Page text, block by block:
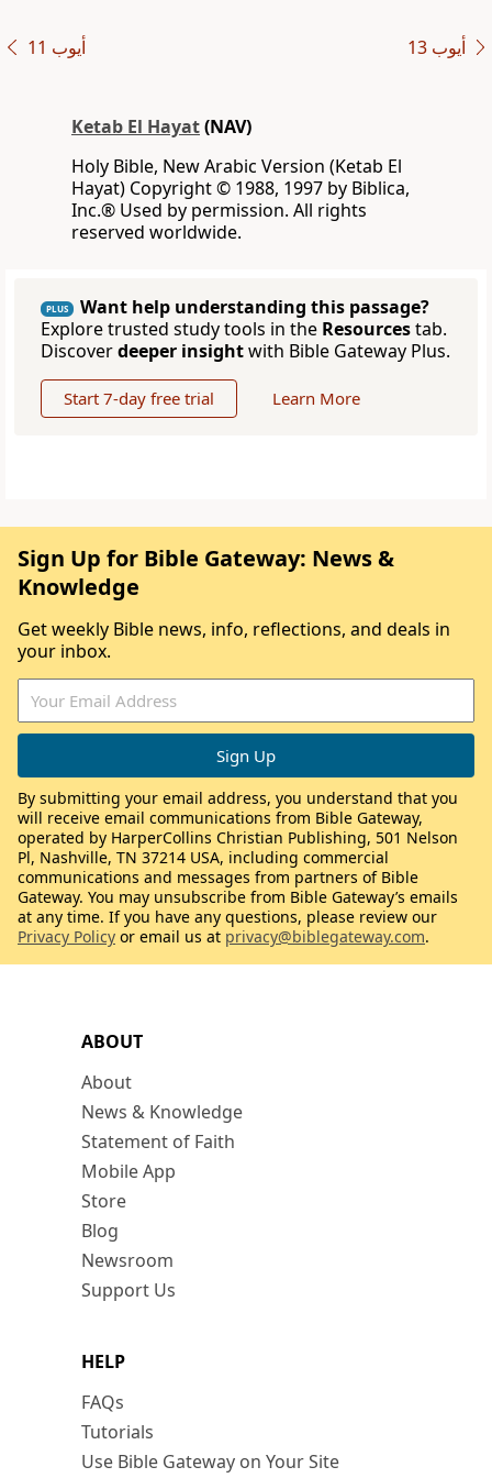
ﺃﻳﻮﺏ 11 ﺃﻳﻮﺏ 13
Ketab El Hayat(NAV)
Holy Bible, New Arabic Version (Ketab El
Hayat) Copyright © 1988, 1997 by Biblica,
Inc.® Used by permission. All rights
reserved worldwide.
PLUS
Want help understanding this passage?
Explore trusted study tools in the Resourcestab.
Discoverdeeper insightwith Bible Gateway Plus.
Start 7-day free trial Learn More
ABOUT
About
News & Knowledge
Statement of Faith
Mobile App
Store
Blog
Newsroom
Support Us
HELP
FAQs
Tutorials
Use Bible Gateway on Your Site
Sign Up for Bible Gateway: News &
Knowledge
Get weekly Bible news, info, reflections, and deals in
your inbox.
By submitting your email address, you understand that you
will receive email communications from Bible Gateway,
operated by HarperCollins Christian Publishing, 501 Nelson
Pl, Nashville, TN 37214 USA, including commercial
communications and messages from partners of Bible
Gateway. You may unsubscribe from Bible Gateway’s emails
at any time. If you have any questions, please review our
Privacy Policy or email us at privacy@biblegateway.com.